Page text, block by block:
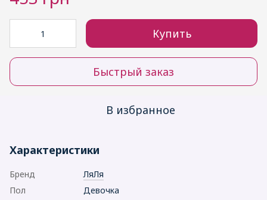
Купить
Быстрый заказ
В избранное
Характеристики
Бренд
ЛяЛя
Пол
Девочка